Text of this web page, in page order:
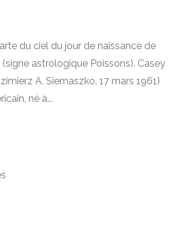
du ciel du jour de naissance de
astrologique Poissons). Casey
A. Siemaszko, 17 mars 1961)
né à...